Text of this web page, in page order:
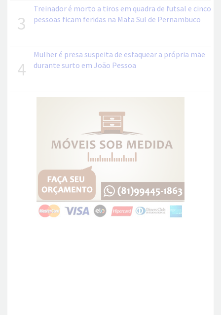
3
Treinador é morto a tiros em quadra de futsal e cinco
pessoas ficam feridas na Mata Sul de Pernambuco
4
Mulher é presa suspeita de esfaquear a própria mãe
durante surto em João Pessoa